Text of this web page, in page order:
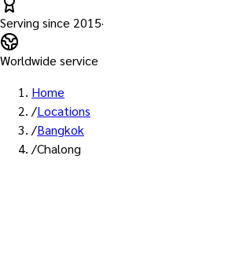
Serving since 2015·
Worldwide service
Home
/Locations
/Bangkok
/Chalong